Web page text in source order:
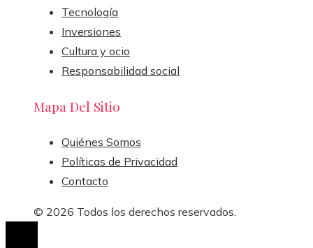
Tecnología
Inversiones
Cultura y ocio
Responsabilidad social
Mapa Del Sitio
Quiénes Somos
Políticas de Privacidad
Contacto
© 2026 Todos los derechos reservados.